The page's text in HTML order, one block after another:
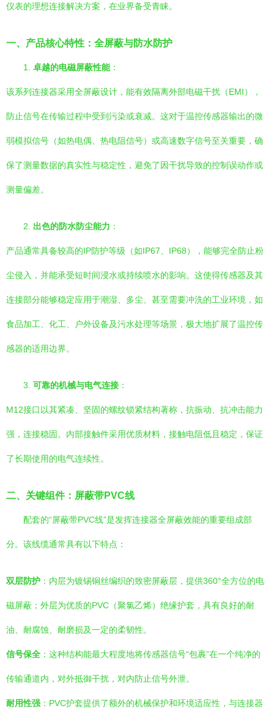
仪表的理想连接解决方案，在业界备受青睐。
一、产品核心特性：全屏蔽与防水防护
1. 卓越的电磁屏蔽性能：
该系列连接器采用全屏蔽设计，能有效隔离外部电磁干扰（EMI），
防止信号在传输过程中受到污染或衰减。这对于温控传感器输出的微
弱模拟信号（如热电偶、热电阻信号）或高速数字信号至关重要，确
保了测量数据的真实性与稳定性，避免了因干扰导致的控制误动作或
测量偏差。
2. 出色的防水防尘能力 ：
产品通常具备较高的IP防护等级（如IP67、IP68），能够完全防止粉
尘侵入，并能承受短时间浸水或持续喷水的影响。这使得传感器及其
连接部分能够稳定应用于潮湿、多尘、甚至需要冲洗的工业环境，如
食品加工、化工、户外设备及污水处理等场景，极大地扩展了温控传
感器的适用边界。
3. 可靠的机械与电气连接 ：
M12接口以其紧凑、坚固的螺纹锁紧结构著称，抗振动、抗冲击能力
强，连接稳固。内部接触件采用优质材料，接触电阻低且稳定，保证
了长期使用的电气连续性。
二、关键组件：屏蔽带PVC线
配套的“屏蔽带PVC线”是发挥连接器全屏蔽效能的重要组成部
分。该线缆通常具有以下特点：
双层防护 ：内层为镀锡铜丝编织的致密屏蔽层，提供360°全方位的电
磁屏蔽；外层为优质的PVC（聚氯乙烯）绝缘护套，具有良好的耐
油、耐腐蚀、耐磨损及一定的柔韧性。
信号保全 ：这种结构能最大程度地将传感器信号“包裹”在一个纯净的
传输通道内，对外抵御干扰，对内防止信号外泄。
耐用性强 ：PVC护套提供了额外的机械保护和环境适应性，与连接器